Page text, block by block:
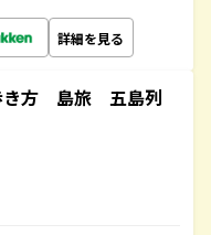
詳細を見る
き方 島旅 五島列